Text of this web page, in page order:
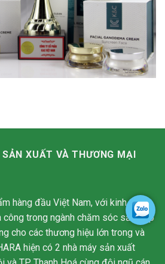
XUẤT VÀ THƯƠNG MẠI
hàng đầu Việt Nam, với kinh
công trong ngành chăm sóc sắc đẹp
cho các thương hiệu lớn trong và
hiện có 2 nhà máy sản xuất